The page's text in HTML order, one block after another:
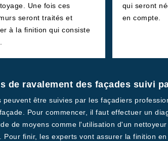
Une fois ces
seront traités et
à la finition qui consiste
qui seront
en compte.
de ravalement des façades suivi
peuvent être suivies par les façadiers
Pour commencer, il faut effectuer un
de moyens comme l'utilisation d'un
Pour finir, les experts vont assurer la finition